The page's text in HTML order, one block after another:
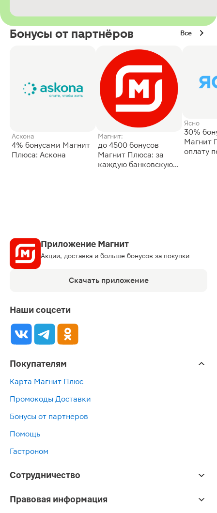
Бонусы от партнёров Все
Аскона
4% бонусами Магнит
Плюса: Аскона
Магнит:
до 4500 бонусов
Магнит Плюса: за
каждую банковскую
Ясно
30%
Магнит
оплату
Приложение Магнит
Акции, доставка и больше бонусов за покупки
Скачать приложение
Наши соцсети
Покупателям
Карта Магнит Плюс
Промокоды Доставки
Бонусы от партнёров
Помощь
Гастроном
Сотрудничество
Правовая информация